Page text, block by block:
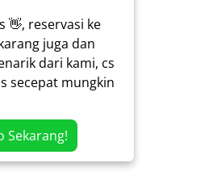
👋, reservasi ke
juga dan
dari kami, cs
secepat mungkin
Sekarang!